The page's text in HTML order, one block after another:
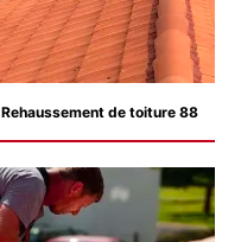
Rehaussement de toiture 88